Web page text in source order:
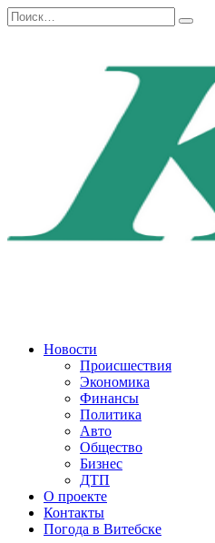
Перейти
к
Search
for:
Новости
Происшествия
Экономика
Финансы
Политика
Авто
Общество
Бизнес
ДТП
О проекте
Контакты
Погода в Витебске